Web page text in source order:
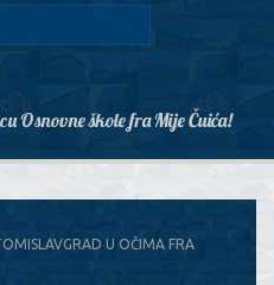
Osnovne škole fra Mije Čuića!
U OČIMA FRA